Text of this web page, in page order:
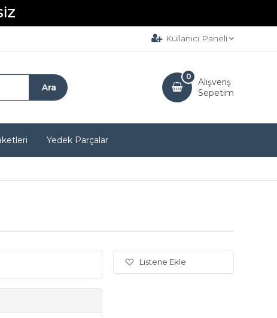
Kullanıcı Paneli
Alışveriş
Sepetim
0
Yedek Parçalar
Listene Ekle